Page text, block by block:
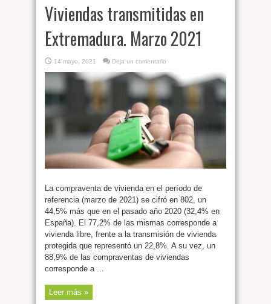
Viviendas transmitidas en
Extremadura. Marzo 2021
14 mayo, 2021 Deja un comentario
La compraventa de vivienda en el período de
referencia (marzo de 2021) se cifró en 802, un
44,5% más que en el pasado año 2020 (32,4% en
España). El 77,2% de las mismas corresponde a
vivienda libre, frente a la transmisión de vivienda
protegida que representó un 22,8%. A su vez, un
88,9% de las compraventas de viviendas
corresponde a ...
Leer más »